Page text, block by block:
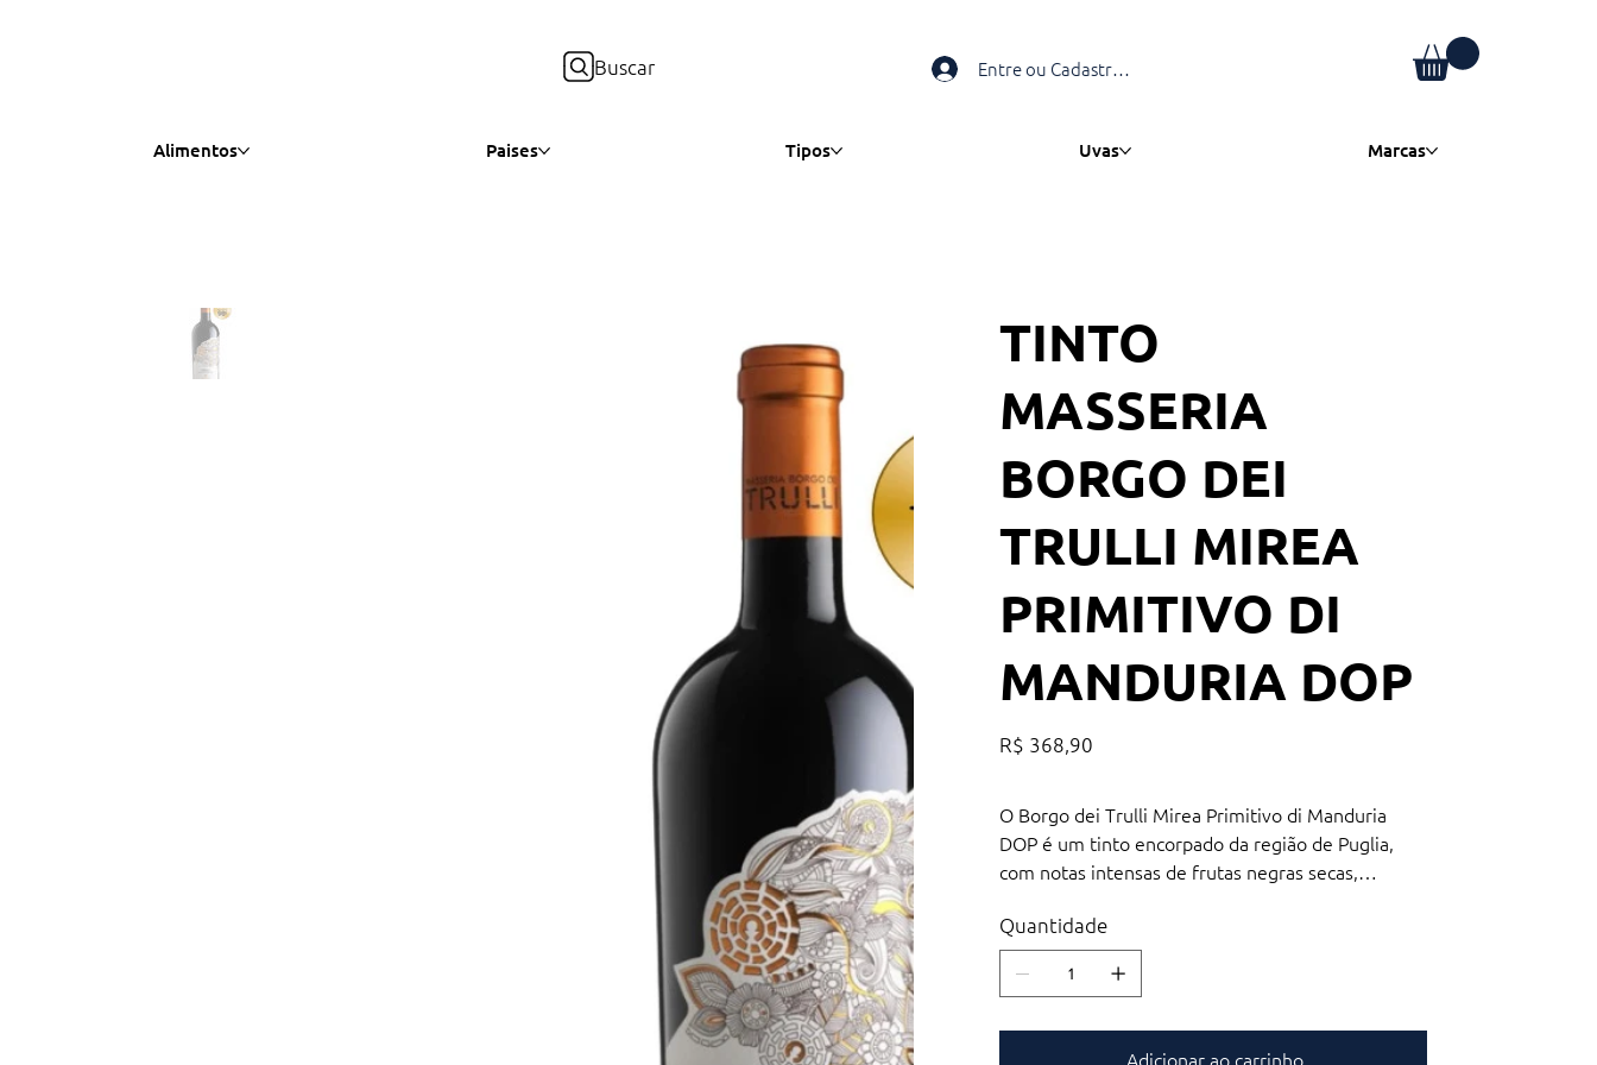
Buscar Entre ou Cadastre-se
Alimentos Paises Tipos Uvas Marcas
TINTO
MASSERIA
BORGO DEI
TRULLI MIREA
PRIMITIVO DI
MANDURIA DOP
R$ 368,90
O Borgo dei Trulli Mirea Primitivo di Manduria
DOP é um tinto encorpado da região de Puglia,
com notas intensas de frutas negras secas,
redondo, com um final muito longo, é ideal para
ser apreciado sozinho ou com pratos que tenham
toques doces e agridoces. Avaliado com 98 pontos
Quantidade
Adicionar ao carrinho